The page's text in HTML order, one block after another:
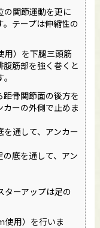
の関節運動を更に
テープは伸縮性の
用）を下腿三頭筋
筋部を強く巻くと
骨関節面の後方を
ーの外側で止めま
通して、アンカー
底を通して、アン
ターアップは足の
使用）を行いま